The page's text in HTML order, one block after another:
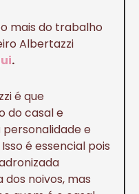
mais do trabalho
Albertazzi
.
é que
do casal e
e
é essencial pois
noivos, mas